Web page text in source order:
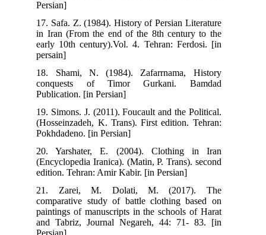
17. Safa. Z. (1984). History of Persian Literature
in Iran (From the end of the 8th century to the
early 10th century).Vol. 4. Tehran: Ferdosi. [in
18. Shami, N. (1984). Zafarrnama, History
conquests of Timor Gurkani. Bamdad
Publication. [in Persian]
19. Simons. J. (2011). Foucault and the Political.
(Hosseinzadeh, K. Trans). First edition. Tehran:
Pokhdadeno. [in Persian]
20. Yarshater, E. (2004). Clothing in Iran
(Encyclopedia Iranica). (Matin, P. Trans). second
edition. Tehran: Amir Kabir. [in Persian]
21. Zarei, M. Dolati, M. (2017). The
comparative study of battle clothing based on
paintings of manuscripts in the schools of Harat
and Tabriz, Journal Negareh, 44: 71- 83. [in